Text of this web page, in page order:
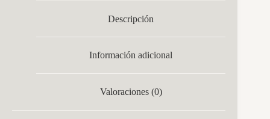
Descripción
Información adicional
Valoraciones (0)